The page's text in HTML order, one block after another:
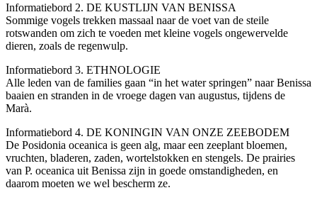
Informatiebord 2. DE KUSTLIJN VAN BENISSA
Sommige vogels trekken massaal naar de voet van de steile
rotswanden om zich te voeden met kleine vogels ongewervelde
dieren, zoals de regenwulp.
Informatiebord 3. ETHNOLOGIE
Alle leden van de families gaan “in het water springen” naar Benissa
baaien en stranden in de vroege dagen van augustus, tijdens de
Marà.
Informatiebord 4. DE KONINGIN VAN ONZE ZEEBODEM
De Posidonia oceanica is geen alg, maar een zeeplant bloemen,
vruchten, bladeren, zaden, wortelstokken en stengels. De prairies
van P. oceanica uit Benissa zijn in goede omstandigheden, en
daarom moeten we wel bescherm ze.